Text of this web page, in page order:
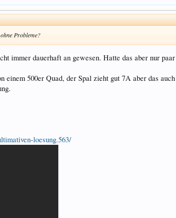
Probleme?
immer dauerhaft an gewesen. Hatte das aber nur
500er Quad, der Spal zieht gut 7A aber das
loesung.563/